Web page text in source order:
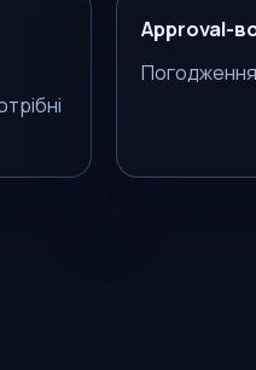
Approval-
Погодження